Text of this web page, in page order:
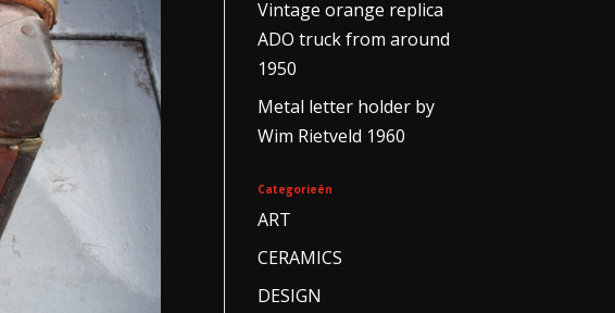
Vintage orange replica
ADO truck from around
1950
Metal letter holder by
Wim Rietveld 1960
Categorieën
ART
CERAMICS
DESIGN